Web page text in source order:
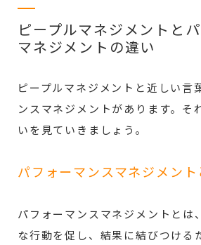
ピープルマネジメントと
マネジメントの違い
ピープルマネジメントと近しい言
ンスマネジメントがあります。そ
いを見ていきましょう。
パフォーマンスマネジメント
パフォーマンスマネジメントとは
な行動を促し、結果に結びつける